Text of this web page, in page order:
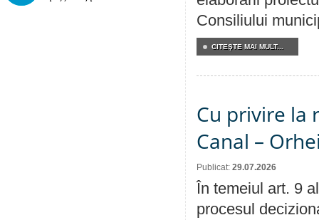
Consiliului
CITEŞTE MAI MULT...
Cu privire la
Canal –
Publicat: 29.07.2026
În temeiul art. 9
procesul